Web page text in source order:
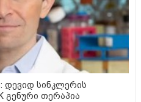
დევიდ სინკლერის
გენური თერაპია